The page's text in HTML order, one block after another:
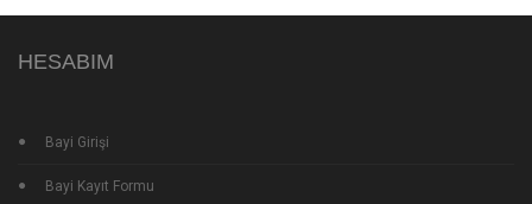
HESABIM
Bayi Girişi
Bayi Kayıt Formu